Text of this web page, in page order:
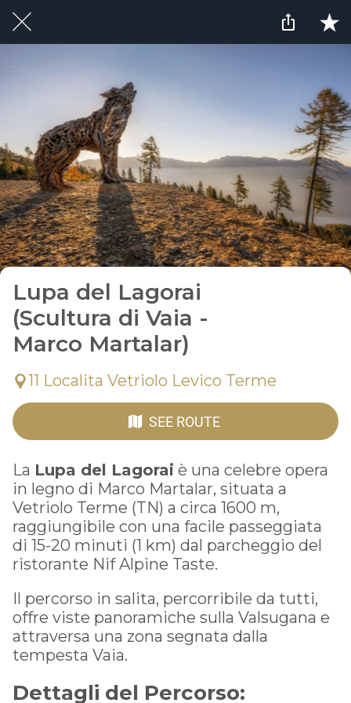
Lupa del Lagorai
(Scultura di Vaia -
Marco Martalar)
11 Localita Vetriolo Levico Terme
SEE ROUTE
La Lupa del Lagorai è una celebre opera
in legno di Marco Martalar, situata a
Vetriolo Terme (TN) a circa 1600 m,
raggiungibile con una facile passeggiata
di 15-20 minuti (1 km) dal parcheggio del
ristorante Nif Alpine Taste.
Il percorso in salita, percorribile da tutti,
offre viste panoramiche sulla Valsugana e
attraversa una zona segnata dalla
tempesta Vaia.
Dettagli del Percorso: